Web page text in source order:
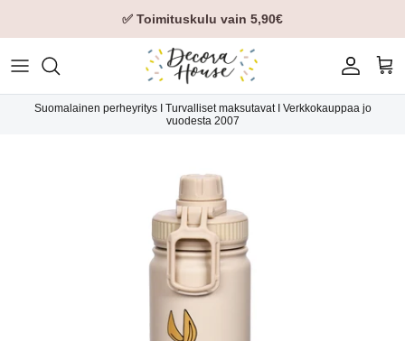
✅ Toimituskulu vain 5,90€
Tili
Suomalainen perheyritys I Turvalliset maksutavat I Verkkokauppaa jo
vuodesta 2007